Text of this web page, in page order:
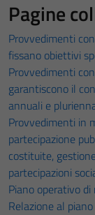
Pagine
Provvedimenti
fissano obiettivi
Provvedimenti
garantiscono il
annuali e
Provvedimenti in
partecipazione
costituite,
partecipazioni
Piano operativo
Relazione al